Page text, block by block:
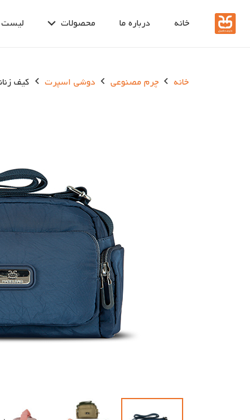
خانه درباره ما محصولات لیست
خانه چرم مصنوعی دوشی اسپرت کیف زنانه